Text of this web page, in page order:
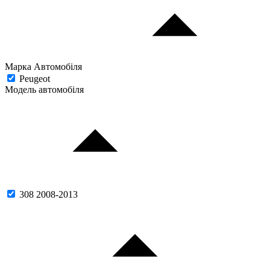
Марка Автомобіля
Peugeot
Модель автомобіля
308 2008-2013